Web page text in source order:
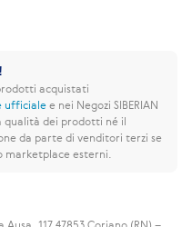
acquistati
ufficialee nei Negozi SIBERIAN
qualità dei prodotti né il
da parte di venditori terzi se
marketplace esterni.